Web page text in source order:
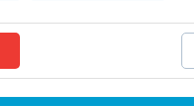
で、安心して職務経験と知識を
を磨きながらステップアップを目
節税・融資・税務調査に強い税理
社いただく来所型サービスで、